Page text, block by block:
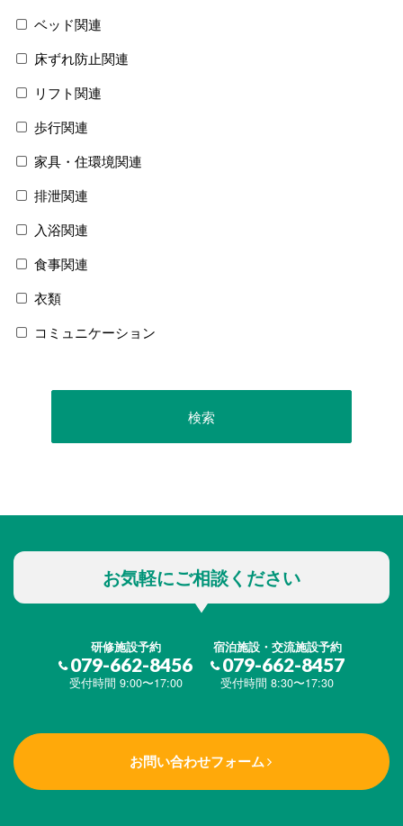
ベッド関連
床ずれ防止関連
リフト関連
歩行関連
家具・住環境関連
排泄関連
入浴関連
食事関連
衣類
コミュニケーション
お気軽にご相談ください
研修施設予約
079-662-8456
受付時間 9:00〜17:00
宿泊施設・交流施設予約
079-662-8457
受付時間 8:30〜17:30
お問い合わせフォーム